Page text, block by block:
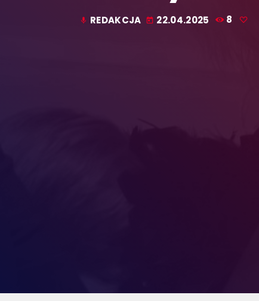
mic REDAKCJA today 22.04.2025 8